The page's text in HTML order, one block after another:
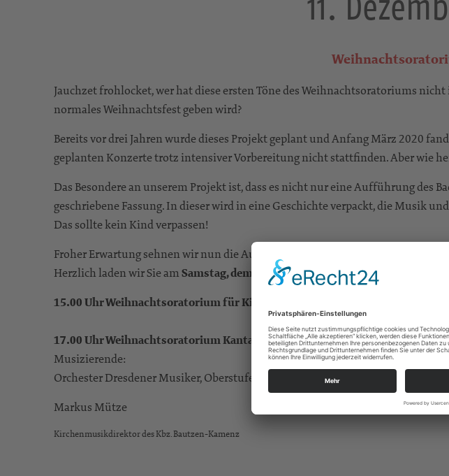
Jauchzet frohlocket, wer hat diese ersten Töne des Weihnachtsoratoriums
normales Weihnachtsfest geben wird?
Bereits vor drei Jahren wurde dieses Projekt geplant und Anfang März 2020
geplanten Konzerte trotz intensiver Vorbereitung nicht stattfinden. Aber wie
Das Besondere an unserem Projekt ist, dass es nicht nur eine Aufführung des
geschriebene Fassung. In dieser wird in eine Geschichte verpackt, die Musik
Das sollte kein Kind verpassen!
Froher Erwartung sehnen wir nun die Aufführungen dieser wunderbaren Musik
Herzlich laden wir Sie amSamstag, dem 17.12. in die Stadtkirche
15.00 Uhr Weihnachtsoratorium für Kinder:
17.00 Uhr Weihnachtsoratorium Kantaten 1-3 von J.S. Bach
Musizierende:
Orchester Dresdener Musiker, Oberstufenchor des Gymnasiums, Teile der
Markus Mütze
Kirchenmusikdirektor des Kbz. Bautzen-Kamenz